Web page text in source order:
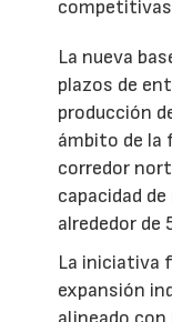
competitivas
La nueva
plazos de
producción
ámbito de la
corredor
capacidad
alrededor de
La iniciativa
expansión